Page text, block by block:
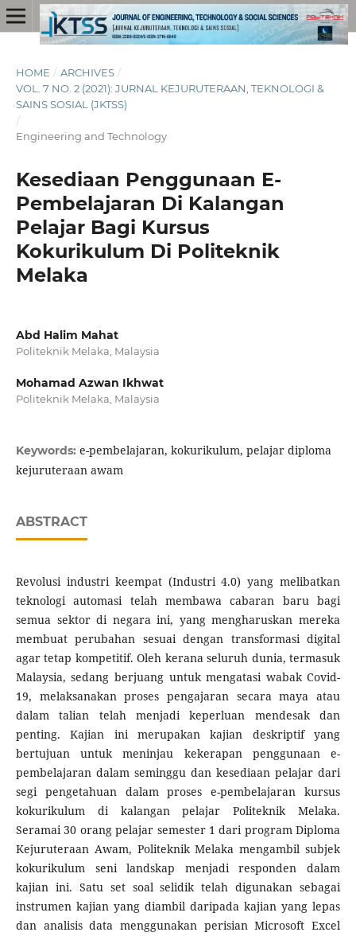
HOME / ARCHIVES /
VOL. 7 NO. 2 (2021): JURNAL KEJURUTERAAN, TEKNOLOGI &
SAINS SOSIAL (JKTSS)
/
Engineering and Technology
Kesediaan Penggunaan E-
Pembelajaran Di Kalangan
Pelajar Bagi Kursus
Kokurikulum Di Politeknik
Melaka
Abd Halim Mahat
Politeknik Melaka, Malaysia
Mohamad Azwan Ikhwat
Politeknik Melaka, Malaysia
Keywords: e-pembelajaran, kokurikulum, pelajar diploma
kejuruteraan awam
ABSTRACT
Revolusi industri keempat (Industri 4.0) yang melibatkan
teknologi automasi telah membawa cabaran baru bagi
semua sektor di negara ini, yang mengharuskan mereka
membuat perubahan sesuai dengan transformasi digital
agar tetap kompetitif. Oleh kerana seluruh dunia, termasuk
Malaysia, sedang berjuang untuk mengatasi wabak Covid-
19, melaksanakan proses pengajaran secara maya atau
dalam talian telah menjadi keperluan mendesak dan
penting. Kajian ini merupakan kajian deskriptif yang
bertujuan untuk meninjau kekerapan penggunaan e-
pembelajaran dalam seminggu dan kesediaan pelajar dari
segi pengetahuan dalam proses e-pembelajaran kursus
kokurikulum di kalangan pelajar Politeknik Melaka.
Seramai 30 orang pelajar semester 1 dari program Diploma
Kejuruteraan Awam, Politeknik Melaka mengambil subjek
kokurikulum seni landskap menjadi responden dalam
kajian ini. Satu set soal selidik telah digunakan sebagai
instrumen kajian yang diambil daripada kajian yang lepas
dan analisis data menggunakan perisian Microsoft Excel